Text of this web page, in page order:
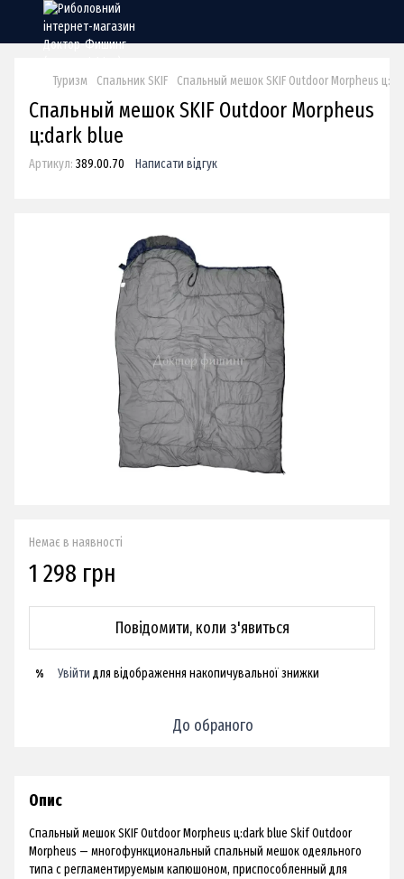
Туризм Спальник SKIF Спальный мешок SKIF Outdoor Morpheus
Спальный мешок SKIF Outdoor Morpheus
ц:dark blue
Артикул: 389.00.70 Написати відгук
Немає в наявності
1 298 грн
Повідомити, коли з'явиться
% Увійти для відображення накопичувальної знижки
До обраного
Опис
Спальный мешок SKIF Outdoor Morpheus ц:dark blue Skif Outdoor
Morpheus — многофункциональный спальный мешок одеяльного
типа с регламентируемым капюшоном, приспособленный для